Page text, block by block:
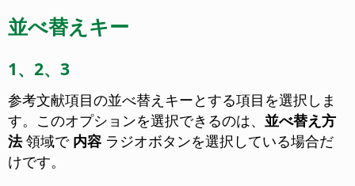
並べ替えキー
1、2、3
参考文献項目の並べ替えキーとする項目を選択しま
す。このオプションを選択できるのは、 並べ替え方
法領域で 内容 ラジオボタンを選択している場合だ
けです。